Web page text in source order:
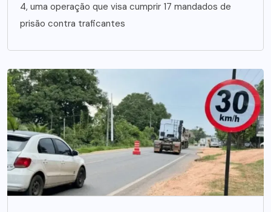
4, uma operação que visa cumprir 17 mandados de
prisão contra traficantes